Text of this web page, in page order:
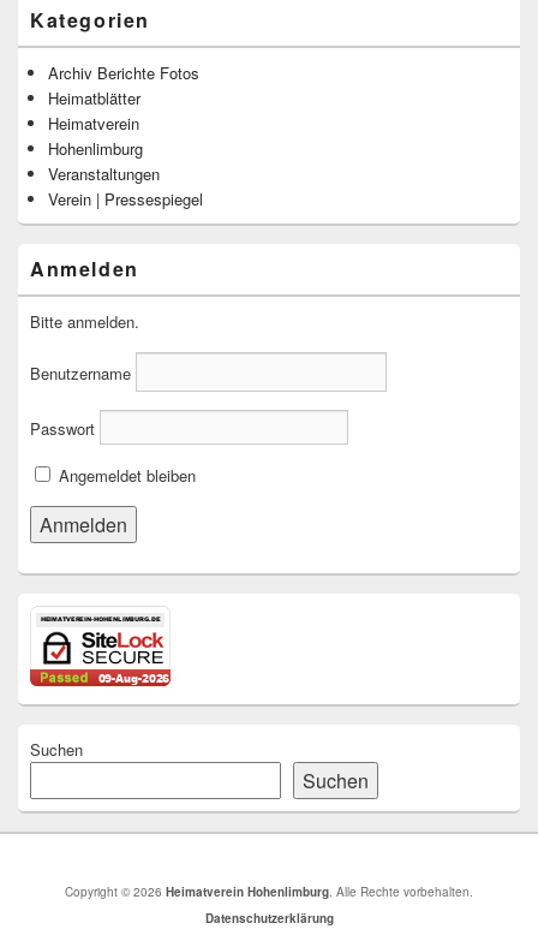
Kategorien
Archiv Berichte Fotos
Heimatblätter
Heimatverein
Hohenlimburg
Veranstaltungen
Verein | Pressespiegel
Anmelden
Bitte anmelden.
Benutzername
Passwort
Angemeldet bleiben
Suchen
Suchen
Copyright © 2026 Heimatverein Hohenlimburg. Alle Rechte vorbehalten.
Datenschutzerklärung